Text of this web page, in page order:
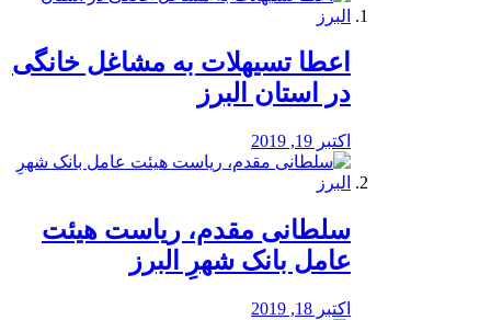
️اعطا تسیهلات به مشاغل خانگی
در استان البرز
اکتبر 19, 2019
سلطانی مقدم، ریاست هیئت
عامل بانک شهرِ البرز
اکتبر 18, 2019